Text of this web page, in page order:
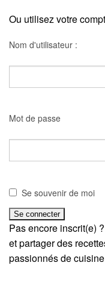
Ou utilisez votre
Nom d'utilisateur :
Mot de passe
Se souvenir de moi
Pas encore inscrit(e) ?
et partager des
passionnés de